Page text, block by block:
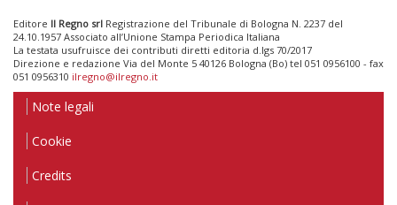
Editore Il Regno srl Registrazione del Tribunale di Bologna N. 2237 del
24.10.1957 Associato all’Unione Stampa Periodica Italiana
La testata usufruisce dei contributi diretti editoria d.lgs 70/2017
Direzione e redazione Via del Monte 5 40126 Bologna (Bo) tel 051 0956100 - fax
051 0956310 ilregno@ilregno.it
Note legali
Cookie
Credits